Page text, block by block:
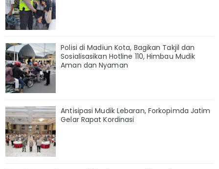
Polisi di Madiun Kota, Bagikan Takjil dan
Sosialisasikan Hotline 110, Himbau Mudik
Aman dan Nyaman
Antisipasi Mudik Lebaran, Forkopimda Jatim
Gelar Rapat Kordinasi